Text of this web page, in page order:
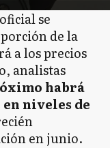
se
de la
a los precios
analistas
habrá
niveles de
en junio.